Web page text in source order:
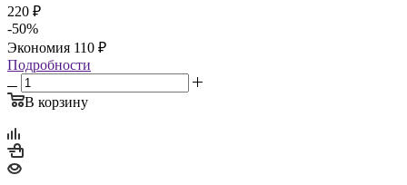
220 ₽
-50%
Экономия 110 ₽
Подробности
В корзину